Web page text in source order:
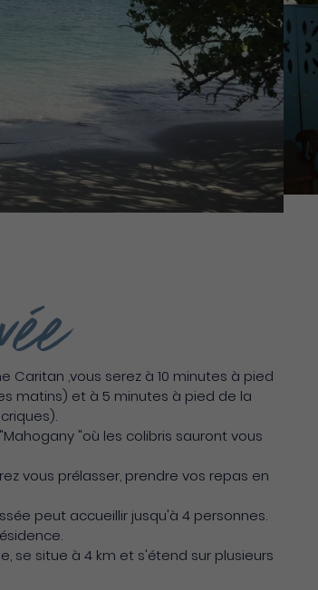
Caritan ,vous serez à 10 minutes à pied
matins) et à 5 minutes à pied de la
"où les colibris sauront vous
vous prélasser, prendre vos repas en
peut accueillir jusqu'à 4 personnes.
se situe à 4 km et s'étend sur plusieurs